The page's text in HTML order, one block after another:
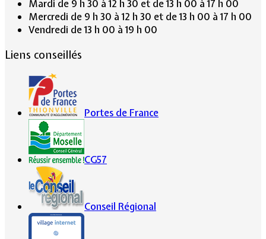
Mardi de 9 h 30 à 12 h 30 et de 13 h 00 à 17 h 00
Mercredi de 9 h 30 à 12 h 30 et de 13 h 00 à 17 h 00
Vendredi de 13 h 00 à 19 h 00
Liens conseillés
Portes de France
CG57
Conseil Régional